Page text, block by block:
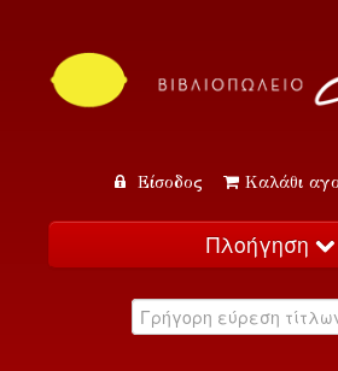
Είσοδος Καλάθι
Πλοήγηση
Κατάλογος